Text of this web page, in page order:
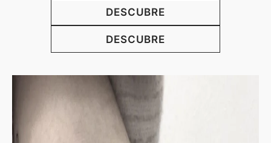
DESCUBRE
DESCUBRE